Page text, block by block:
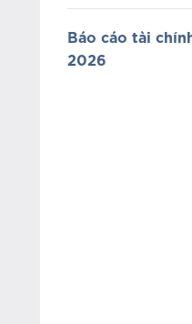
Báo cáo tài
2026